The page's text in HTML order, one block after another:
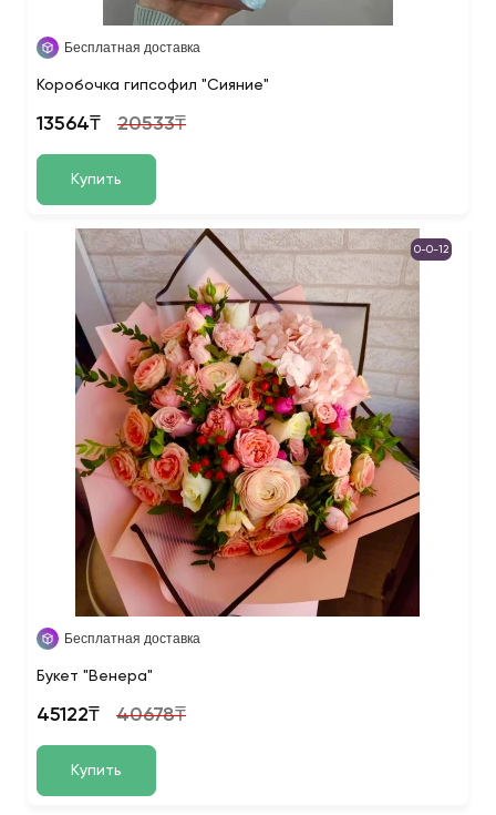
Бесплатная доставка
Коробочка гипсофил "Сияние"
13564₸ 20533₸
Купить
0-0-12
Бесплатная доставка
Букет "Венера"
45122₸ 40678₸
Купить